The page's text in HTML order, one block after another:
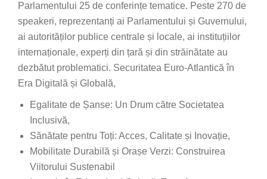
Parlamentului 25 de conferințe tematice. Peste 270 de
speakeri, reprezentanți ai Parlamentului și Guvernului,
ai autorităților publice centrale și locale, ai instituțiilor
internaționale, experți din țară și din străinătate au
dezbătut problematici. Securitatea Euro-Atlantică în
Era Digitală și Globală,
Egalitate de Șanse: Un Drum către Societatea
Inclusivă,
Sănătate pentru Toți: Acces, Calitate și Inovație,
Mobilitate Durabilă și Orașe Verzi: Construirea
Viitorului Sustenabil